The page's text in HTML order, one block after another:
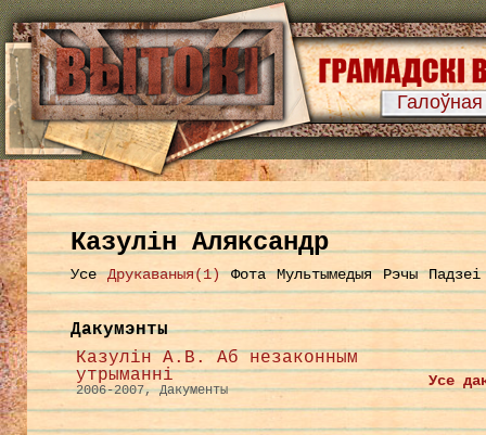
Галоўная
Казулін Аляксандр
Усе Друкаваныя(1) Фота Мультымедыя Рэчы Падзеі
Дакумэнты
Казулін А.В. Аб незаконным
утрыманні
2006-2007, Дакументы
Усе